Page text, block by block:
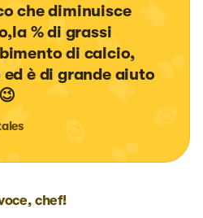
che diminuisce
% di grassi
di calcio,
è di grande aiuto
chef!